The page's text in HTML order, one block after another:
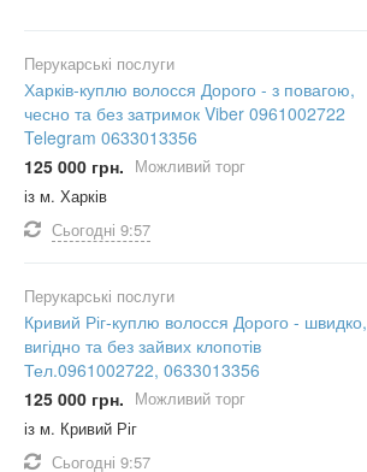
Перукарські послуги
Харків-куплю волосся Дорого - з повагою,
чесно та без затримок Viber 0961002722
Telegram 0633013356
125 000 грн. Можливий торг
із м. Харків
Сьогодні 9:57
Перукарські послуги
Кривий Ріг-куплю волосся Дорого - швидко,
вигідно та без зайвих клопотів
Тел.0961002722, 0633013356
125 000 грн. Можливий торг
із м. Кривий Ріг
Сьогодні 9:57